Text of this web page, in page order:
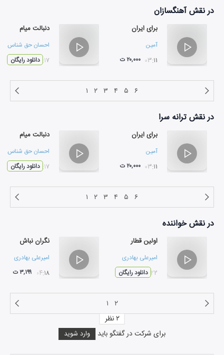
در نقشآهنگسازان
برای ایران
آمین
۰۳:۱۱ ۲۰,۰۰۰ ت
دنبالت میام
احسان حق شناس
۰۳:۱۷دانلود رایگان
۱ ۲ ۳ ۴ ۵ ۶
در نقشترانه سرا
برای ایران
آمین
۰۳:۱۱ ۲۰,۰۰۰ ت
دنبالت میام
احسان حق شناس
۰۳:۱۷دانلود رایگان
۱ ۲ ۳ ۴ ۵ ۶
در نقشخواننده
اولین قطار
امیرعلی بهادری
۰۴:۲۲دانلود رایگان
نگران نباش
امیرعلی بهادری
۰۴:۱۸ ۳,۱۹۹ ت
۱ ۲
برای شرکت در گفتگو باید وارد شوید
۲نظر